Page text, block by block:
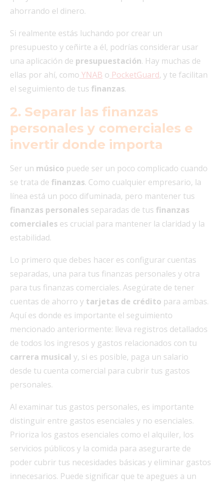
ahorrando el dinero.
Si realmente estás luchando por crear un
presupuesto y ceñirte a él, podrías considerar usar
una aplicación de presupuestación. Hay muchas de
ellas por ahí, como YNAB o PocketGuard, y te facilitan
el seguimiento de tus finanzas.
2. Separar las finanzas
personales y comerciales e
invertir donde importa
Ser un músico puede ser un poco complicado cuando
se trata de finanzas. Como cualquier empresario, la
línea está un poco difuminada, pero mantener tus
finanzas personales separadas de tus finanzas
comerciales es crucial para mantener la claridad y la
estabilidad.
Lo primero que debes hacer es configurar cuentas
separadas, una para tus finanzas personales y otra
para tus finanzas comerciales. Asegúrate de tener
cuentas de ahorro y tarjetas de crédito para ambas.
Aquí es donde es importante el seguimiento
mencionado anteriormente: lleva registros detallados
de todos los ingresos y gastos relacionados con tu
carrera musical y, si es posible, paga un salario
desde tu cuenta comercial para cubrir tus gastos
personales.
Al examinar tus gastos personales, es importante
distinguir entre gastos esenciales y no esenciales.
Prioriza los gastos esenciales como el alquiler, los
servicios públicos y la comida para asegurarte de
poder cubrir tus necesidades básicas y eliminar gastos
innecesarios. Puede significar que te apegues a un